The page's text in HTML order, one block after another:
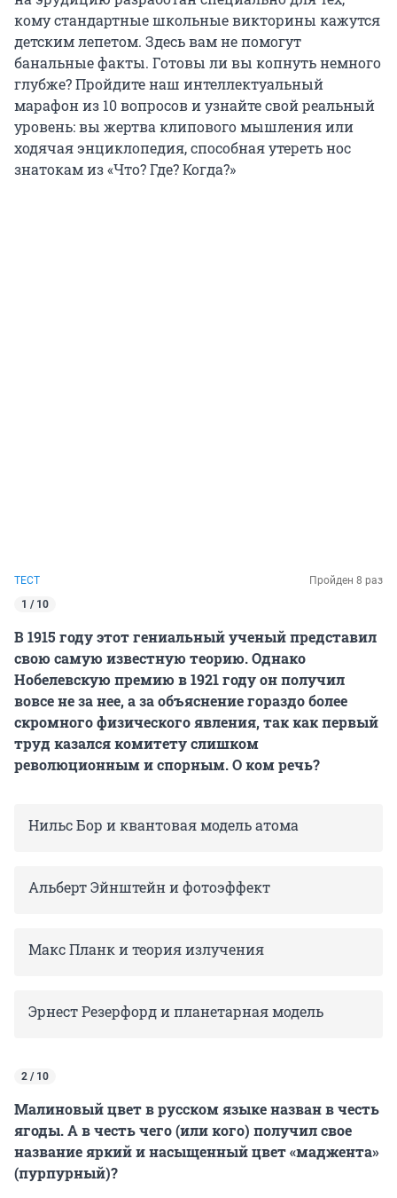
кому стандартные школьные викторины кажутся
детским лепетом. Здесь вам не помогут
банальные факты. Готовы ли вы копнуть немного
глубже? Пройдите наш интеллектуальный
марафон из 10 вопросов и узнайте свой реальный
уровень: вы жертва клипового мышления или
ходячая энциклопедия, способная утереть нос
знатокам из «Что? Где? Когда?»
ТЕСТ
Пройден 8 раз
1 / 10
В 1915 году этот гениальный ученый представил
свою самую известную теорию. Однако
Нобелевскую премию в 1921 году он получил
вовсе не за нее, а за объяснение гораздо более
скромного физического явления, так как первый
труд казался комитету слишком
революционным и спорным. О ком речь?
Нильс Бор и квантовая модель атома
Альберт Эйнштейн и фотоэффект
Макс Планк и теория излучения
Эрнест Резерфорд и планетарная модель
2 / 10
Малиновый цвет в русском языке назван в честь
ягоды. А в честь чего (или кого) получил свое
название яркий и насыщенный цвет «маджента»
(пурпурный)?